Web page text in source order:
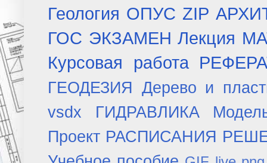
Геология ОПУС ZIP
ГОС ЭКЗАМЕН Лекция
Курсовая работа
ГЕОДЕЗИЯ Дерево и
vsdx
ГИДРАВЛИКА
Проект РАСПИСАНИЯ